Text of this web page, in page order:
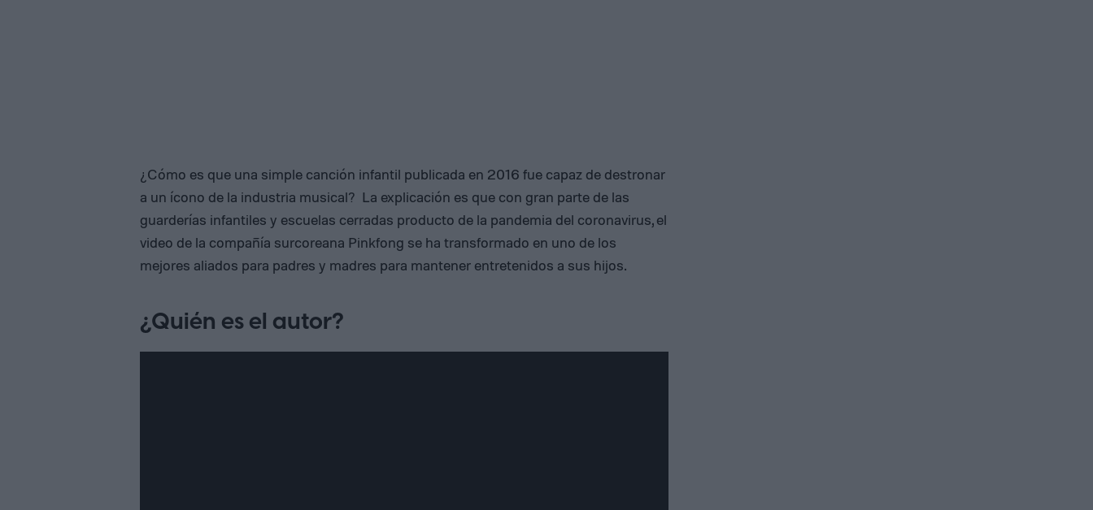
¿Cómo es que una simple canción infantil publicada en 2016 fue capaz de destronar
a un ícono de la industria musical? La explicación es que con gran parte de las
guarderías infantiles y escuelas cerradas producto de la pandemia del coronavirus, el
video de la compañía surcoreana Pinkfong se ha transformado en uno de los
mejores aliados para padres y madres para mantener entretenidos a sus hijos.
¿Quién es el autor?